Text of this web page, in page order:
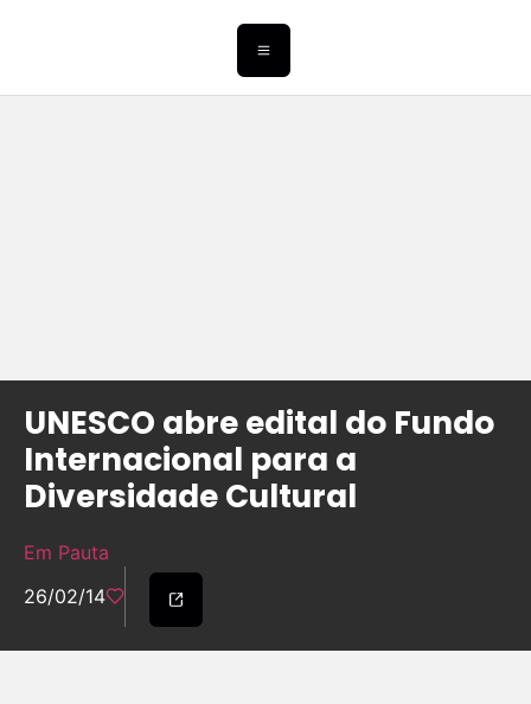
UNESCO abre edital do Fundo
Internacional para a
Diversidade Cultural
Em Pauta
26/02/14